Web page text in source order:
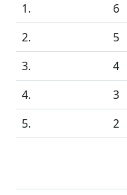
1.
6
2.
5
3.
4
4.
3
5.
2